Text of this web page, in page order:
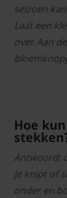
seizoen
Laat een
over. Aan
Hoe
Antwoord:
Je knipt of
onder en